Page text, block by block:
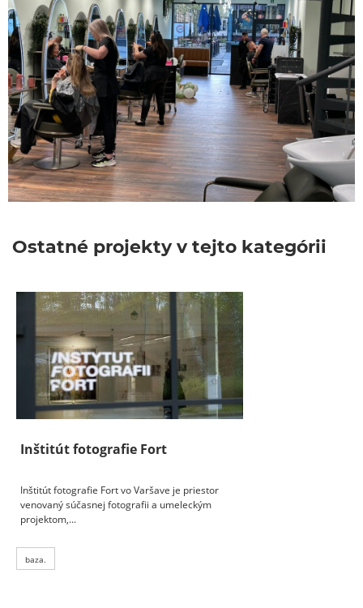
Ostatné projekty v tejto kategórii
Inštitút fotografie Fort
Inštitút fotografie Fort vo Varšave je priestor
venovaný súčasnej fotografii a umeleckým
projektom,...
baza.